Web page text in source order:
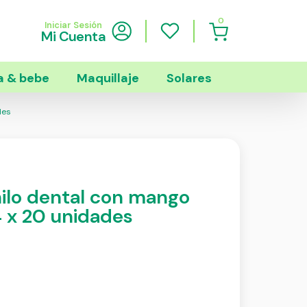
Iniciar Sesión
Mi Cuenta
0
& bebe Maquillaje Solares
dental con mango
20 unidades